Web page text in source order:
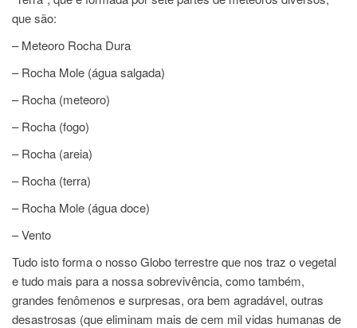
que são:
– Meteoro Rocha Dura
– Rocha Mole (água salgada)
– Rocha (meteoro)
– Rocha (fogo)
– Rocha (areia)
– Rocha (terra)
– Rocha Mole (água doce)
– Vento
Tudo isto forma o nosso Globo terrestre que nos traz o vegetal
e tudo mais para a nossa sobrevivência, como também,
grandes fenômenos e surpresas, ora bem agradável, outras
desastrosas (que eliminam mais de cem mil vidas humanas de